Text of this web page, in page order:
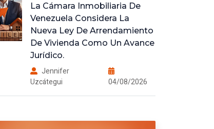
La Cámara Inmobiliaria De
Venezuela Considera La
Nueva Ley De Arrendamiento
De Vivienda Como Un Avance
Jurídico.
Jennifer
Uzcátegui
04/08/2026